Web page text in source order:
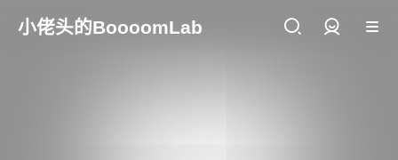
小佬头的BoooomLab